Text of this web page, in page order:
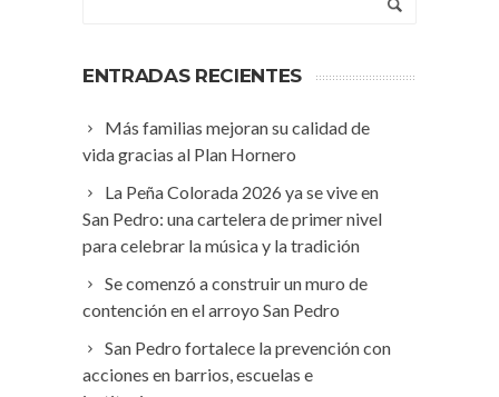
ENTRADAS RECIENTES
Más familias mejoran su calidad de
vida gracias al Plan Hornero
La Peña Colorada 2026 ya se vive en
San Pedro: una cartelera de primer nivel
para celebrar la música y la tradición
Se comenzó a construir un muro de
contención en el arroyo San Pedro
San Pedro fortalece la prevención con
acciones en barrios, escuelas e